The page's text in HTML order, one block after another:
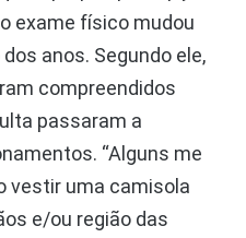
exame físico mudou
anos. Segundo ele,
compreendidos
passaram a
“Alguns me
vestir uma camisola
e/ou região das